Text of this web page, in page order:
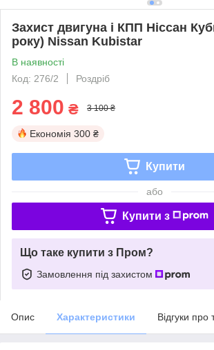
Захист двигуна і КПП Ніссан
року) Nissan Kubistar
В наявності
Код: 276/2
Роздріб
2 800 ₴ 3 100 ₴
Економія 300 ₴
Купити
або
Купити з
Що таке купити з Пром?
Замовлення під захистом
Опис Характеристики Відгуки про